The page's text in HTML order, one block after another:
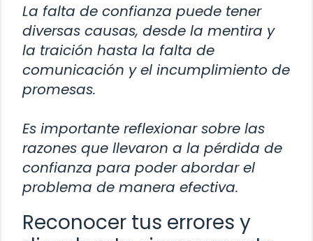
La falta de confianza puede tener
diversas causas, desde la mentira y
la traición hasta la falta de
comunicación y el incumplimiento de
promesas.
Es importante reflexionar sobre las
razones que llevaron a la pérdida de
confianza para poder abordar el
problema de manera efectiva.
Reconocer tus errores y